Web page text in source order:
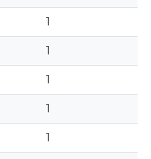
1
1
1
1
1